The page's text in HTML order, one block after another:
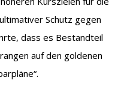
Schutz gegen
dass es Bestandteil
auf den goldenen